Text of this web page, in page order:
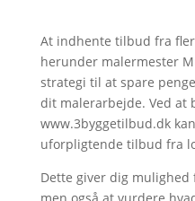
At indhente tilbud fra
herunder malermester
strategi til at spare
dit malerarbejde. Ved at
www.3byggetilbud.dk
uforpligtende tilbud fra
Dette giver dig